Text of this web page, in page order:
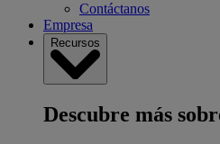
Contáctanos
Empresa
Recursos
Descubre más